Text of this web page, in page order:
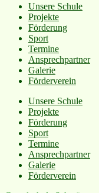
Unsere Schule
Projekte
Förderung
Sport
Termine
Ansprechpartner
Galerie
Förderverein
Unsere Schule
Projekte
Förderung
Sport
Termine
Ansprechpartner
Galerie
Förderverein